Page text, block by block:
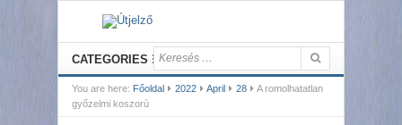
CATEGORIES
You are here: Főoldal 2022 April 28
A romolhatatlan
győzelmi koszorú